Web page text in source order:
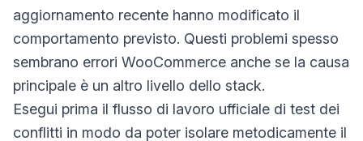
aggiornamento recente hanno modificato il
comportamento previsto. Questi problemi spesso
sembrano errori WooCommerce anche se la causa
principale è un altro livello dello stack.
Esegui prima il flusso di lavoro ufficiale di test dei
conflitti in modo da poter isolare metodicamente il